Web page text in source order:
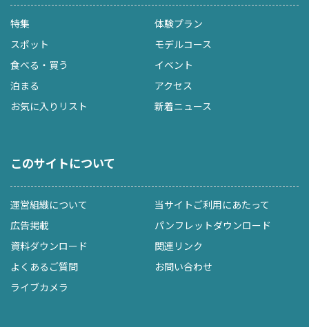
特集
体験プラン
スポット
モデルコース
食べる・買う
イベント
泊まる
アクセス
お気に入りリスト
新着ニュース
このサイトについて
運営組織について
当サイトご利用にあたって
広告掲載
パンフレットダウンロード
資料ダウンロード
関連リンク
よくあるご質問
お問い合わせ
ライブカメラ